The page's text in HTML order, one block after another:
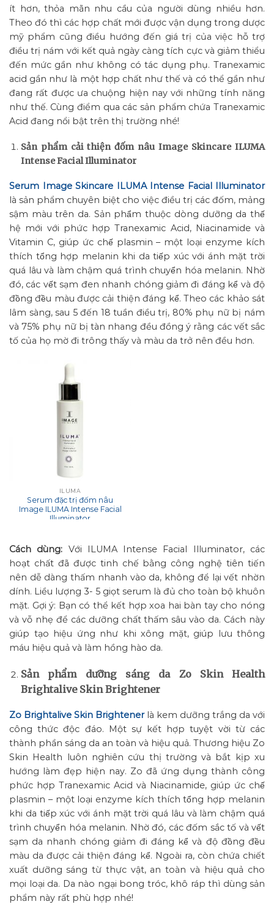
ít hơn, thỏa mãn nhu cầu của người dùng nhiều hơn.
Theo đó thì các hợp chất mới được vận dụng trong dược
mỹ phẩm cũng điều hướng đến giá trị của việc hỗ trợ
điều trị nám với kết quả ngày càng tích cực và giảm thiểu
đến mức gần như không có tác dụng phụ. Tranexamic
acid gần như là một hợp chất như thế và có thể gần như
đang rất được ưa chuộng hiện nay với những tính năng
như thế. Cùng điểm qua các sản phẩm chứa Tranexamic
Acid đang nổi bật trên thị trường nhé!
Sản phẩm cải thiện đốm nâu Image Skincare ILUMA
Intense Facial Illuminator
Serum Image Skincare ILUMA Intense Facial Illuminator
là sản phẩm chuyên biệt cho việc điều trị các đốm, mảng
sậm màu trên da. Sản phẩm thuộc dòng dưỡng da thế
hệ mới với phức hợp Tranexamic Acid, Niacinamide và
Vitamin C, giúp ức chế plasmin – một loại enzyme kích
thích tổng hợp melanin khi da tiếp xúc với ánh mặt trời
quá lâu và làm chậm quá trình chuyển hóa melanin. Nhờ
đó, các vết sạm đen nhanh chóng giảm đi đáng kể và độ
đồng đều màu được cải thiện đáng kể. Theo các khảo sát
lâm sàng, sau 5 đến 18 tuần điều trị, 80% phụ nữ bị nám
và 75% phụ nữ bị tàn nhang đều đồng ý rằng các vết sắc
tố của họ mờ đi trông thấy và màu da trở nên đều hơn.
ILUMA
Serum đặc trị đốm nâu
Image ILUMA Intense Facial
Illuminator
Cách dùng: Với ILUMA Intense Facial Illuminator, các
hoạt chất đã được tinh chế bằng công nghệ tiên tiến
nên dễ dàng thấm nhanh vào da, không để lại vết nhờn
dính. Liều lượng 3- 5 giọt serum là đủ cho toàn bộ khuôn
mặt. Gợi ý: Bạn có thể kết hợp xoa hai bàn tay cho nóng
và vỗ nhẹ để các dưỡng chất thấm sâu vào da. Cách này
giúp tạo hiệu ứng như khi xông mặt, giúp lưu thông
máu hiệu quả và làm hồng hào da.
Sản phẩm dưỡng sáng da Zo Skin Health
Brightalive Skin Brightener
Zo Brightalive Skin Brightener là kem dưỡng trắng da với
công thức độc đáo. Một sự kết hợp tuyệt vời từ các
thành phần sáng da an toàn và hiệu quả. Thương hiệu Zo
Skin Health luôn nghiên cứu thị trường và bắt kịp xu
hướng làm đẹp hiện nay. Zo đã ứng dụng thành công
phức hợp Tranexamic Acid và Niacinamide, giúp ức chế
plasmin – một loại enzyme kích thích tổng hợp melanin
khi da tiếp xúc với ánh mặt trời quá lâu và làm chậm quá
trình chuyển hóa melanin. Nhờ đó, các đốm sắc tố và vết
sạm da nhanh chóng giảm đi đáng kể và độ đồng đều
màu da được cải thiện đáng kể. Ngoài ra, còn chứa chiết
xuất dưỡng sáng từ thực vật, an toàn và hiệu quả cho
mọi loại da. Da nào ngại bong tróc, khô ráp thì dùng sản
phẩm này rất phù hợp nhé!